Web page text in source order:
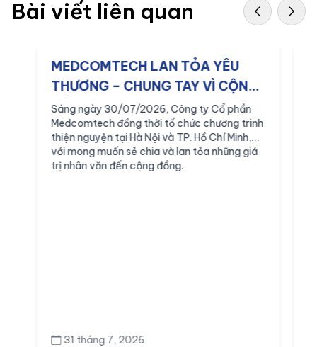
Bài viết liên quan
MEDCOMTECH LAN TỎA YÊU
THƯƠNG – CHUNG TAY VÌ CỘNG
ĐỒNG
Sáng ngày 30/07/2026, Công ty Cổ phần
Medcomtech đồng thời tổ chức chương trình
thiện nguyện tại Hà Nội và TP. Hồ Chí Minh,
với mong muốn sẻ chia và lan tỏa những giá
trị nhân văn đến cộng đồng.
31 tháng 7, 2026